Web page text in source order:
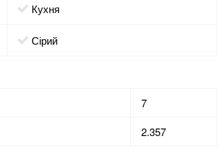
кухня
сірий
7
2.357